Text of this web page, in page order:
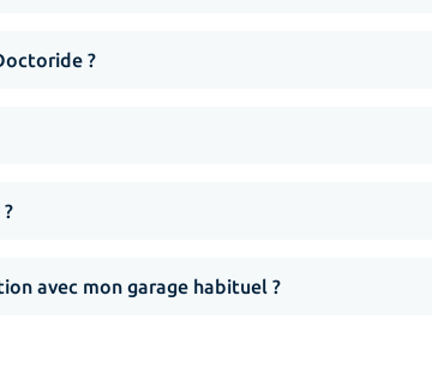
?
avec mon garage habituel ?